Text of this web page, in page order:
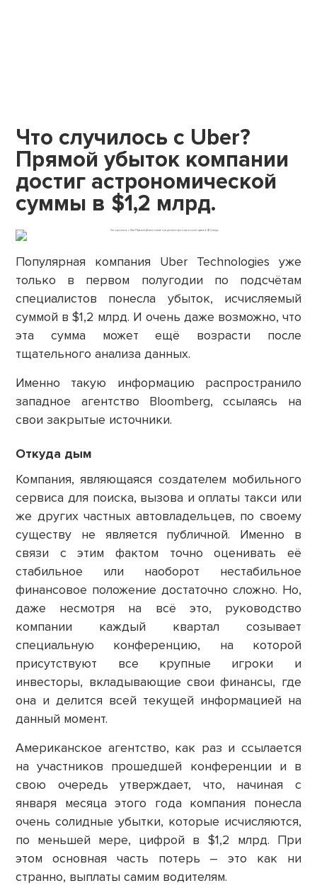
Что случилось с Uber?
Прямой убыток компании
достиг астрономической
суммы в $1,2 млрд.
Популярная компания Uber Technologies уже
только в первом полугодии по подсчётам
специалистов понесла убыток, исчисляемый
суммой в $1,2 млрд. И очень даже возможно, что
эта сумма может ещё возрасти после
тщательного анализа данных.
Именно такую информацию распространило
западное агентство Bloomberg, ссылаясь на
свои закрытые источники.
Откуда дым
Компания, являющаяся создателем мобильного
сервиса для поиска, вызова и оплаты такси или
же других частных автовладельцев, по своему
существу не является публичной. Именно в
связи с этим фактом точно оценивать её
стабильное или наоборот нестабильное
финансовое положение достаточно сложно. Но,
даже несмотря на всё это, руководство
компании каждый квартал созывает
специальную конференцию, на которой
присутствуют все крупные игроки и
инвесторы, вкладывающие свои финансы, где
она и делится всей текущей информацией на
данный момент.
Американское агентство, как раз и ссылается
на участников прошедшей конференции и в
свою очередь утверждает, что, начиная с
января месяца этого года компания понесла
очень солидные убытки, которые исчисляются,
по меньшей мере, цифрой в $1,2 млрд. При
этом основная часть потерь – это как ни
странно, выплаты самим водителям.